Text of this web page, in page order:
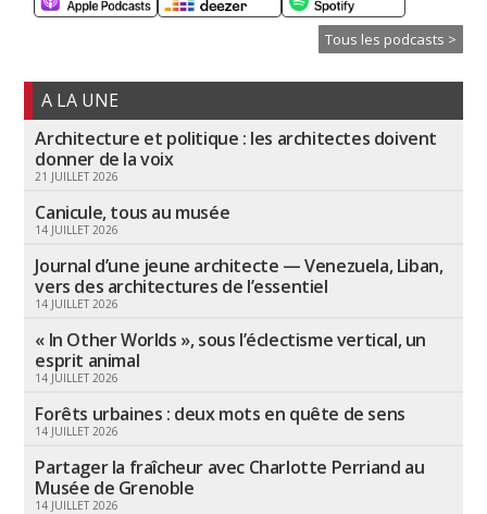
Tous les podcasts >
A LA UNE
Architecture et politique : les architectes doivent
donner de la voix
21 JUILLET 2026
Canicule, tous au musée
14 JUILLET 2026
Journal d’une jeune architecte — Venezuela, Liban,
vers des architectures de l’essentiel
14 JUILLET 2026
« In Other Worlds », sous l’éclectisme vertical, un
esprit animal
14 JUILLET 2026
Forêts urbaines : deux mots en quête de sens
14 JUILLET 2026
Partager la fraîcheur avec Charlotte Perriand au
Musée de Grenoble
14 JUILLET 2026